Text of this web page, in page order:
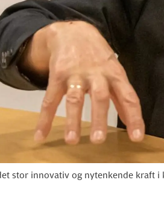
stor innovativ og nytenkende kraft